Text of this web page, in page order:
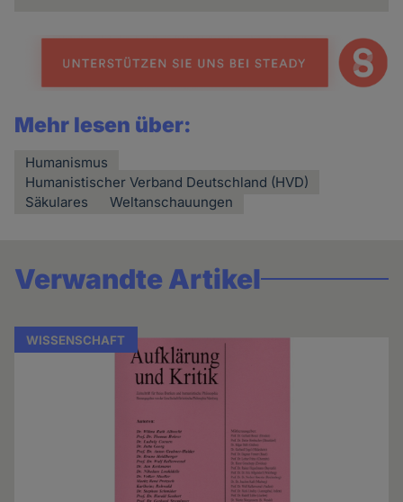
Mehr lesen über:
Humanismus
Humanistischer Verband Deutschland (HVD)
Säkulares
Weltanschauungen
Verwandte Artikel
WISSENSCHAFT